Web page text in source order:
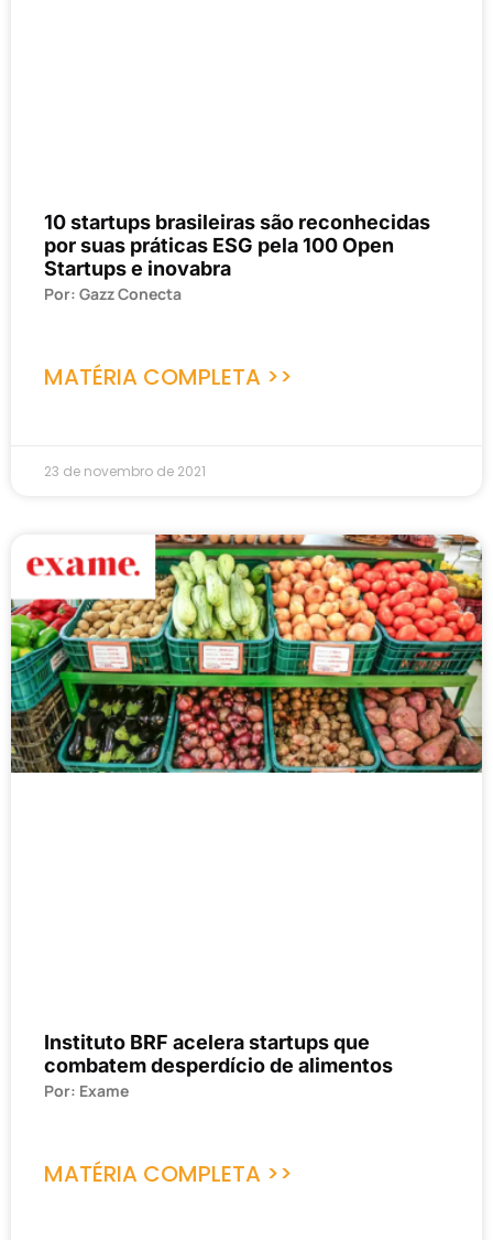
10 startups brasileiras são reconhecidas
por suas práticas ESG pela 100 Open
Startups e inovabra
Por: Gazz Conecta
MATÉRIA COMPLETA >>
23 de novembro de 2021
Instituto BRF acelera startups que
combatem desperdício de alimentos
Por: Exame
MATÉRIA COMPLETA >>